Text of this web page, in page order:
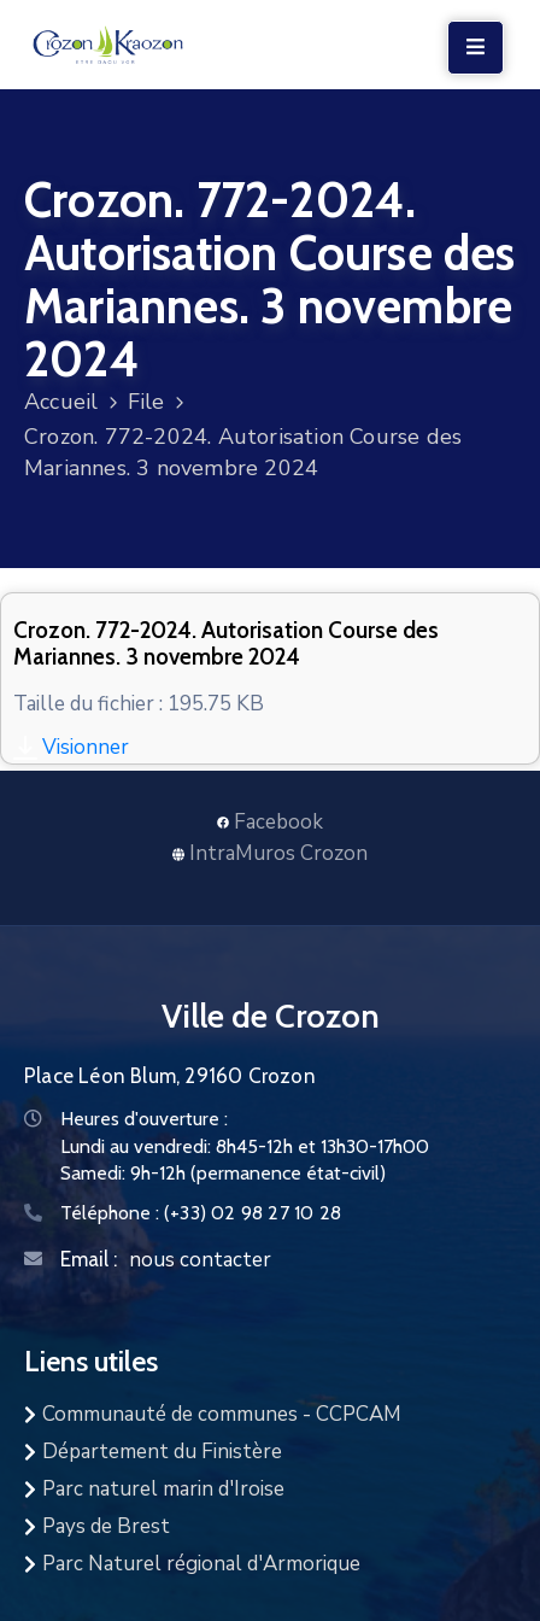
VIE
LOCALE
VIE
SOCIALE
TERRE
ET
MER
VOS
Crozon. 772-2024.
Autorisation Course des
Mariannes. 3 novembre
2024
Accueil
File
Crozon. 772-2024. Autorisation Course des
Mariannes. 3 novembre 2024
Crozon. 772-2024. Autorisation Course des
Mariannes. 3 novembre 2024
Taille du fichier : 195.75 KB
Visionner
Facebook
IntraMuros Crozon
Ville de Crozon
Place Léon Blum, 29160 Crozon
Heures d'ouverture :
Lundi au vendredi: 8h45-12h et 13h30-17h00
Samedi: 9h-12h (permanence état-civil)
Téléphone : (+33) 02 98 27 10 28
Email : nous contacter
Liens utiles
Communauté de communes - CCPCAM
Département du Finistère
Parc naturel marin d'Iroise
Pays de Brest
Parc Naturel régional d'Armorique